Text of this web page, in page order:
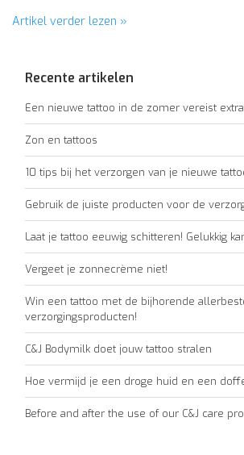
Artikel verder lezen »
Recente artikelen
Een nieuwe tattoo in de zomer vereist
Zon en tattoos
10 tips bij het verzorgen van je nieuwe
Gebruik de juiste producten voor de
Laat je tattoo eeuwig schitteren! Gelukkig
Vergeet je zonnecrème niet!
Win een tattoo met de bijhorende
verzorgingsproducten!
C&J Bodymilk doet jouw tattoo stralen
Hoe vermijd je een droge huid en een
Before and after the use of our C&J care